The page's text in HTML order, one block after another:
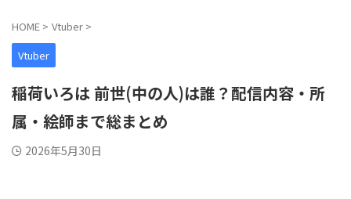
HOME > Vtuber >
Vtuber
稲荷いろは 前世(中の人)は誰？配信内容・所
属・絵師まで総まとめ
2026年5月30日